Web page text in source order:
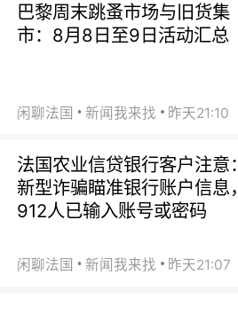
巴黎周末跳蚤市场与旧货集
市：8月8日至9日活动汇总
闲聊法国 新闻我来找 昨天21:10
法国农业信贷银行客户注意：
新型诈骗瞄准银行账户信息，
912人已输入账号或密码
闲聊法国 新闻我来找 昨天21:07